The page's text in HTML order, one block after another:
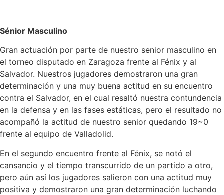
Sénior Masculino
Gran actuación por parte de nuestro senior masculino en
el torneo disputado en Zaragoza frente al Fénix y al
Salvador. Nuestros jugadores demostraron una gran
determinación y una muy buena actitud en su encuentro
contra el Salvador, en el cual resaltó nuestra contundencia
en la defensa y en las fases estáticas, pero el resultado no
acompañó la actitud de nuestro senior quedando 19~0
frente al equipo de Valladolid.
En el segundo encuentro frente al Fénix, se notó el
cansancio y el tiempo transcurrido de un partido a otro,
pero aún así los jugadores salieron con una actitud muy
positiva y demostraron una gran determinación luchando